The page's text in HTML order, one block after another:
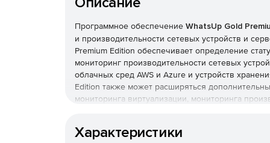
Программное обеспечение WhatsUp Gold
и производительности сетевых устройств и
Premium Edition обеспечивает определение
мониторинг производительности сетевых
облачных сред AWS и Azure и устройств
Edition также может расширяться
мониторинга виртуализации, мониторинга
Характеристики